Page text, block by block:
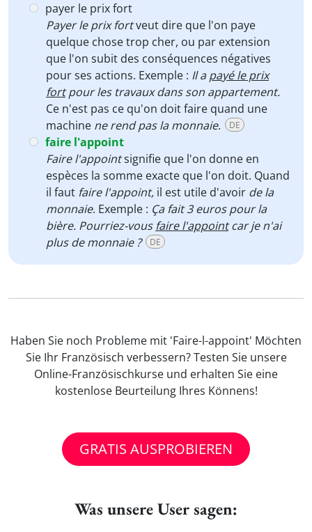
payer le prix fort
Payer le prix fortveut dire que l'on paye
quelque chose trop cher, ou par extension
que l'on subit des conséquences négatives
pour ses actions. Exemple : Il apayé le prix
fortpour les travaux dans son appartement.
Ce n'est pas ce qu'on doit faire quand une
machine ne rend pas la monnaie. DE
faire l'appoint
Faire l'appointsignifie que l'on donne en
espèces la somme exacte que l'on doit. Quand
il faut faire l'appoint, il est utile d'avoir de la
monnaie. Exemple : Ça fait 3 euros pour la
bière. Pourriez-vousfaire l'appointcar je n'ai
plus de monnaie ?
DE
Haben Sie noch Probleme mit 'Faire-l-appoint' Möchten
Sie Ihr Französisch verbessern? Testen Sie unsere
Online-Französischkurse und erhalten Sie eine
kostenlose Beurteilung Ihres Könnens!
GRATIS AUSPROBIEREN
Was unsere User sagen: